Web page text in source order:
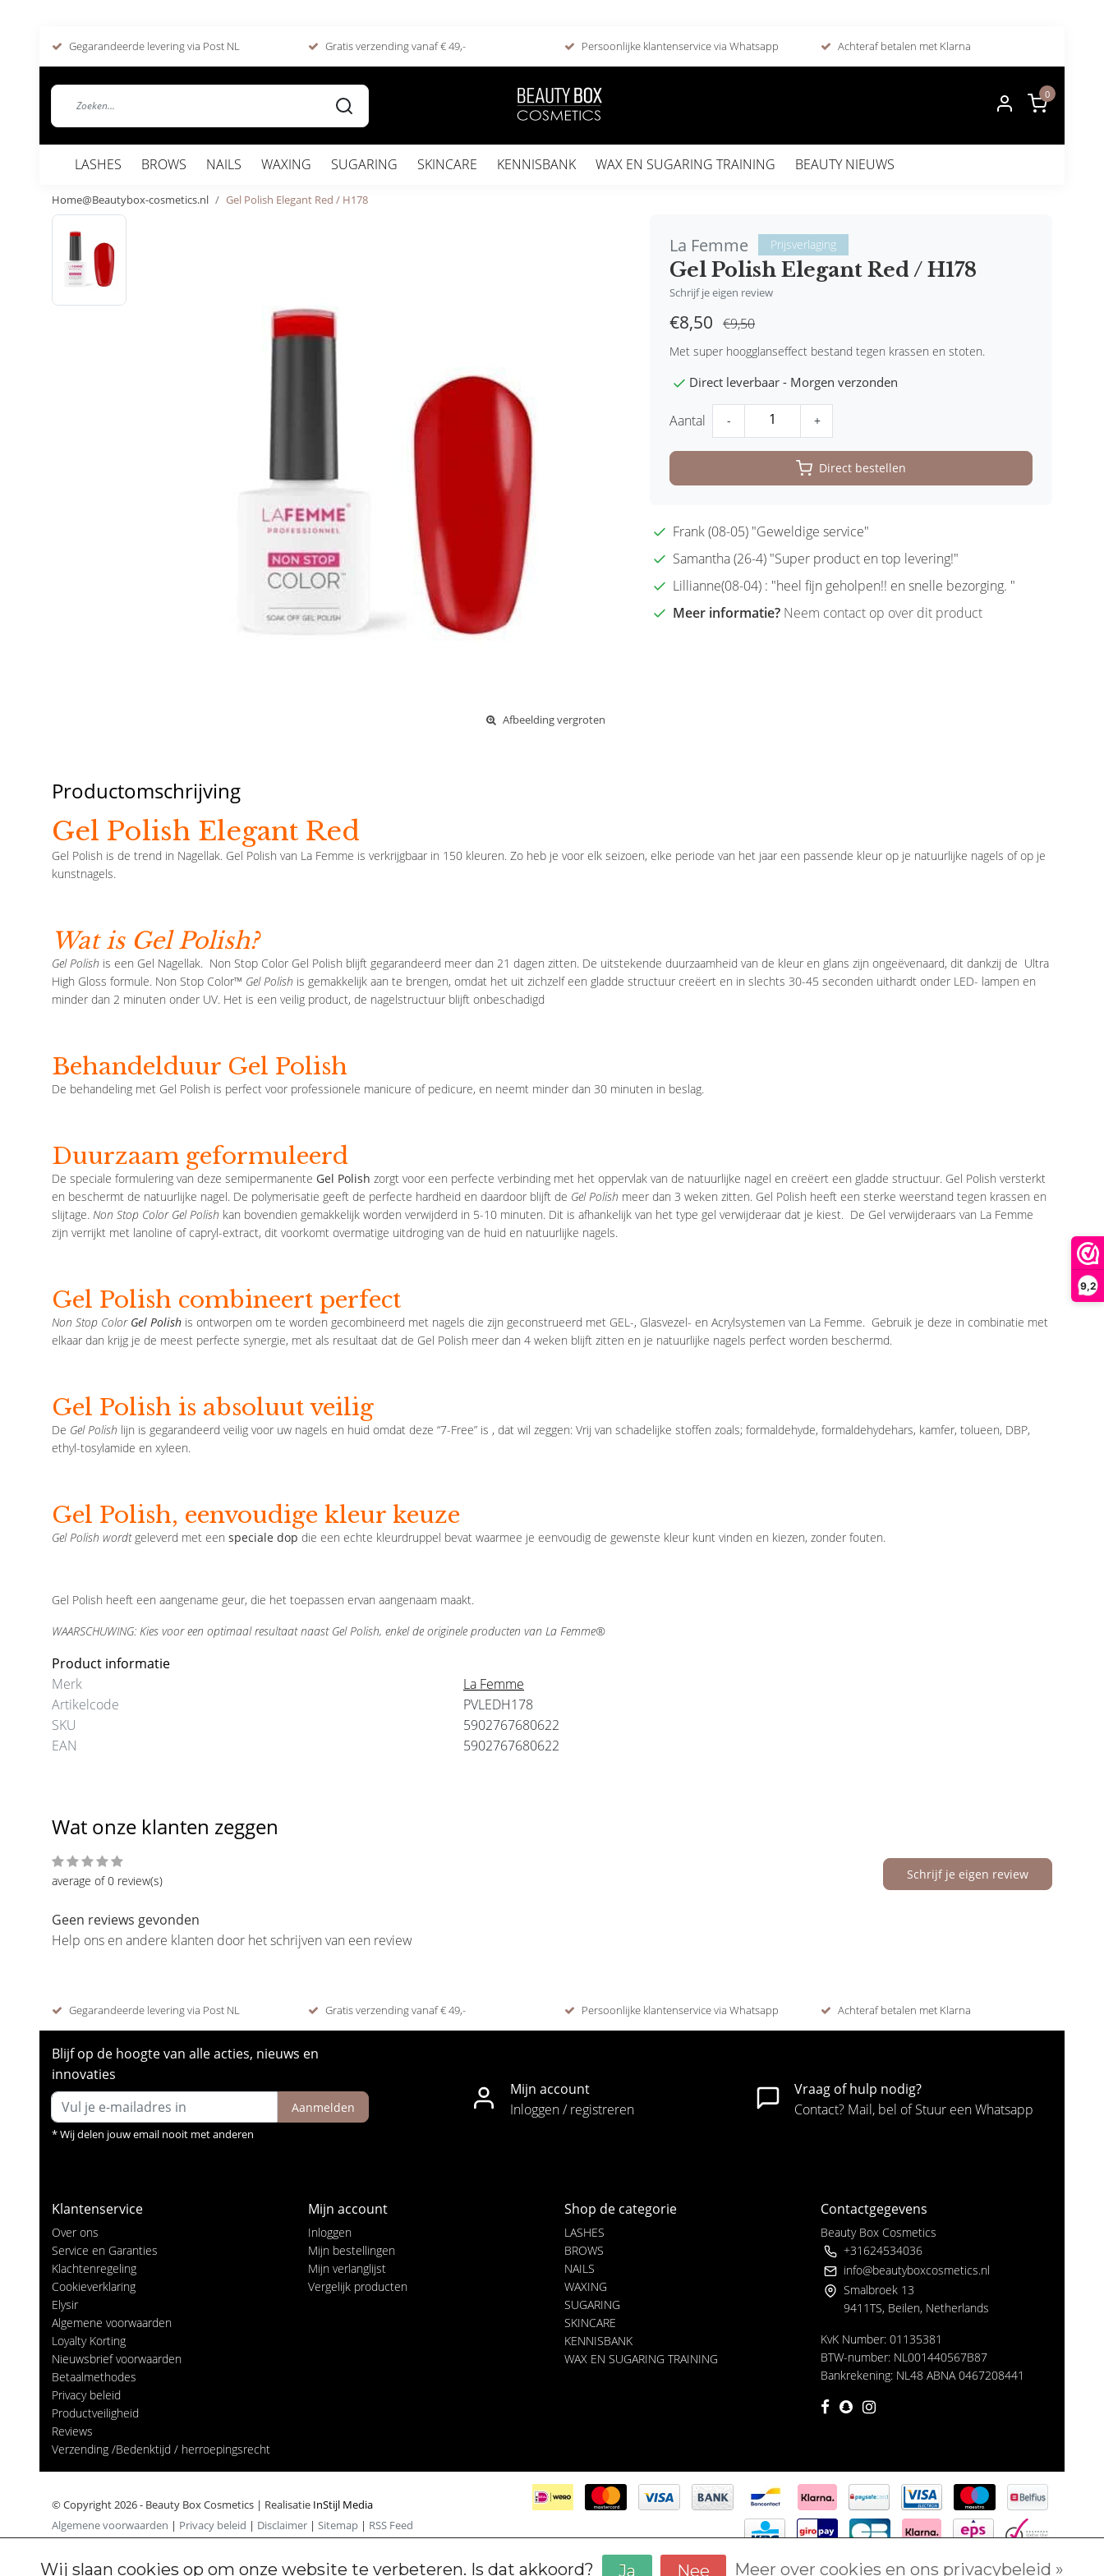
9,2
Gegarandeerde levering via Post NL Gratis verzending vanaf € 49,- Persoonlijke klantenservice via Whatsapp Achteraf betalen met Klarna
0
LASHES BROWS NAILS WAXING SUGARING SKINCARE KENNISBANK WAX EN SUGARING TRAINING BEAUTY NIEUWS
Home@Beautybox-cosmetics.nl Gel Polish Elegant Red / H178
Afbeelding vergroten
La Femme Prijsverlaging
Gel Polish Elegant Red / H178
Schrijf je eigen review
€8,50 €9,50
Met super hoogglanseffect bestand tegen krassen en stoten.
Direct leverbaar - Morgen verzonden
Aantal - +
Direct bestellen
Frank (08-05) "Geweldige service"
Samantha (26-4) "Super product en top levering!"
Lillianne(08-04) : "heel fijn geholpen!! en snelle bezorging. "
Meer informatie? Neem contact op over dit product
Productomschrijving
Gel Polish Elegant Red
Gel Polish is de trend in Nagellak. Gel Polish van La Femme is verkrijgbaar in 150 kleuren. Zo heb je voor elk seizoen, elke periode van het jaar een passende kleur op je natuurlijke nagels of op je
kunstnagels.
Wat is Gel Polish?
Gel Polish is een Gel Nagellak. Non Stop Color Gel Polish blijft gegarandeerd meer dan 21 dagen zitten. De uitstekende duurzaamheid van de kleur en glans zijn ongeëvenaard, dit dankzij de Ultra
High Gloss formule. Non Stop Color™ Gel Polish is gemakkelijk aan te brengen, omdat het uit zichzelf een gladde structuur creëert en in slechts 30-45 seconden uithardt onder LED- lampen en
minder dan 2 minuten onder UV. Het is een veilig product, de nagelstructuur blijft onbeschadigd
Behandelduur Gel Polish
De behandeling met Gel Polish is perfect voor professionele manicure of pedicure, en neemt minder dan 30 minuten in beslag.
Duurzaam geformuleerd
De speciale formulering van deze semipermanente Gel Polish zorgt voor een perfecte verbinding met het oppervlak van de natuurlijke nagel en creëert een gladde structuur. Gel Polish versterkt
en beschermt de natuurlijke nagel. De polymerisatie geeft de perfecte hardheid en daardoor blijft de Gel Polish meer dan 3 weken zitten. Gel Polish heeft een sterke weerstand tegen krassen en
slijtage. Non Stop Color Gel Polish kan bovendien gemakkelijk worden verwijderd in 5-10 minuten. Dit is afhankelijk van het type gel verwijderaar dat je kiest. De Gel verwijderaars van La Femme
zijn verrijkt met lanoline of capryl-extract, dit voorkomt overmatige uitdroging van de huid en natuurlijke nagels.
Gel Polish combineert perfect
Non Stop ColorGel Polish is ontworpen om te worden gecombineerd met nagels die zijn geconstrueerd met GEL-, Glasvezel- en Acrylsystemen van La Femme. Gebruik je deze in combinatie met
elkaar dan krijg je de meest perfecte synergie, met als resultaat dat de Gel Polish meer dan 4 weken blijft zitten en je natuurlijke nagels perfect worden beschermd.
Gel Polish is absoluut veilig
De Gel Polish lijn is gegarandeerd veilig voor uw nagels en huid omdat deze “7-Free” is , dat wil zeggen: Vrij van schadelijke stoffen zoals; formaldehyde, formaldehydehars, kamfer, tolueen, DBP,
ethyl-tosylamide en xyleen.
Gel Polish, eenvoudige kleur keuze
Gel Polish wordtgeleverd met een speciale dop die een echte kleurdruppel bevat waarmee je eenvoudig de gewenste kleur kunt vinden en kiezen, zonder fouten.
Gel Polish heeft een aangename geur, die het toepassen ervan aangenaam maakt.
WAARSCHUWING: Kies voor een optimaal resultaat naast Gel Polish, enkel de originele producten van La Femme®
Product informatie
Merk
La Femme
Artikelcode
PVLEDH178
SKU
5902767680622
EAN
5902767680622
Wat onze klanten zeggen
average of 0 review(s) Schrijf je eigen review
Geen reviews gevonden
Help ons en andere klanten door het schrijven van een review
Gegarandeerde levering via Post NL Gratis verzending vanaf € 49,- Persoonlijke klantenservice via Whatsapp Achteraf betalen met Klarna
Blijf op de hoogte van alle acties, nieuws en
innovaties
Aanmelden
* Wij delen jouw email nooit met anderen
Mijn account
Inloggen / registreren
Vraag of hulp nodig?
Contact? Mail, bel of Stuur een Whatsapp
Klantenservice
Over ons
Service en Garanties
Klachtenregeling
Cookieverklaring
Elysir
Algemene voorwaarden
Loyalty Korting
Nieuwsbrief voorwaarden
Betaalmethodes
Privacy beleid
Productveiligheid
Reviews
Verzending /Bedenktijd / herroepingsrecht
Mijn account
Inloggen
Mijn bestellingen
Mijn verlanglijst
Vergelijk producten
Shop de categorie
LASHES
BROWS
NAILS
WAXING
SUGARING
SKINCARE
KENNISBANK
WAX EN SUGARING TRAINING
Contactgegevens
Beauty Box Cosmetics
+31624534036
info@beautyboxcosmetics.nl
Smalbroek 13
9411TS, Beilen, Netherlands
KvK Number: 01135381
BTW-number: NL001440567B87
Bankrekening: NL48 ABNA 0467208441
© Copyright 2026 - Beauty Box Cosmetics | Realisatie InStijl Media
Algemene voorwaarden | Privacy beleid | Disclaimer | Sitemap | RSS Feed
Cookiebeleid
Wij slaan cookies op om onze website te verbeteren. Is dat akkoord? Ja Nee Meer over cookies en ons privacybeleid »